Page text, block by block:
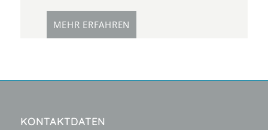
MEHR ERFAHREN
KONTAKTDATEN